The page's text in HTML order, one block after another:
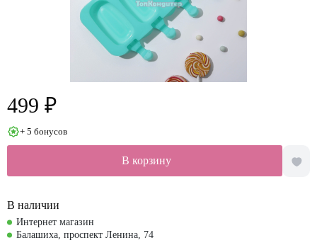
499 ₽
+ 5 бонусов
В корзину
В наличии
Интернет магазин
Балашиха, проспект Ленина, 74